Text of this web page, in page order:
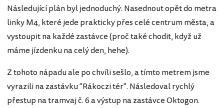
Následující plán byl jednoduchý. Nasednout opět do metra
linky M4, které jede prakticky přes celé centrum města, a
vystoupit na každé zastávce (proč také chodit, když už
máme jízdenku na celý den, hehe).
Z tohoto nápadu ale po chvíli sešlo, a tímto metrem jsme
vyrazili na zastávku "Rákoczi tér". Následoval rychlý
přestup na tramvaj č. 6 a výstup na zastávce Oktogon.